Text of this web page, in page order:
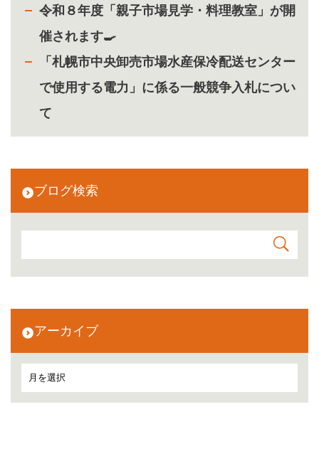
令和８年度「親子市場見学・料理教室」が開
催されます🍳
「札幌市中央卸売市場水産保冷配送センター
で使用する電力」に係る一般競争入札につい
て
ブログ検索
アーカイブ